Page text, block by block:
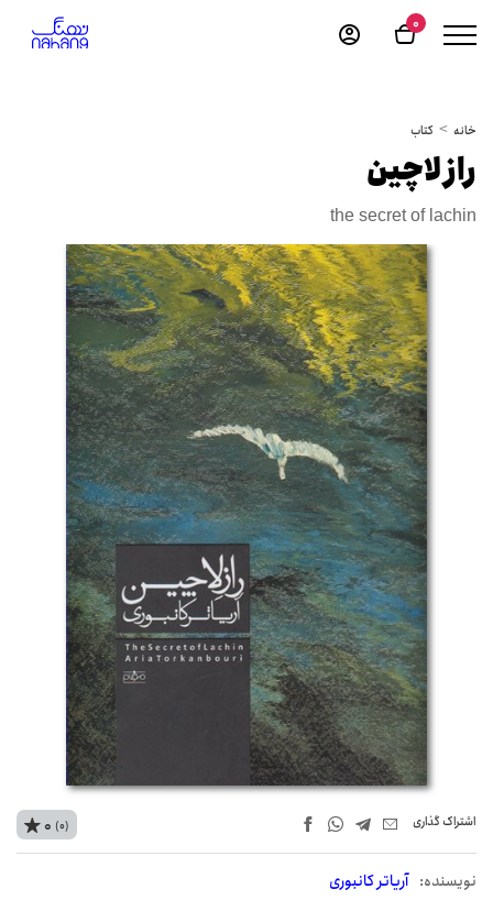
0
خانه کتاب
راز لاچین
the secret of lachin
اشتراک‌ گذاری
نويسنده: آریاتر کانبوری
0 (0)